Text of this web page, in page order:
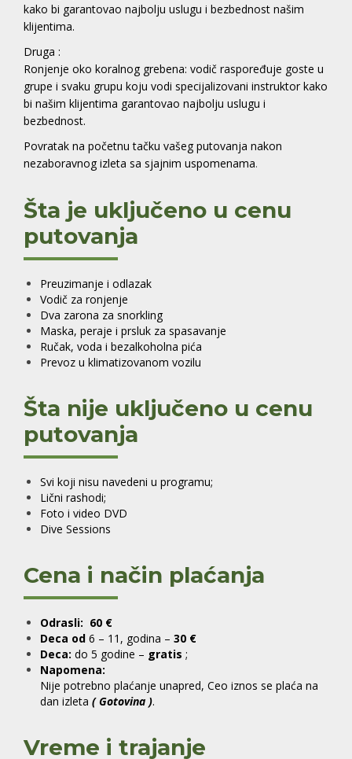
kako bi garantovao najbolju uslugu i bezbednost našim
klijentima.
Druga :
Ronjenje oko koralnog grebena: vodič raspoređuje goste u
grupe i svaku grupu koju vodi specijalizovani instruktor kako
bi našim klijentima garantovao najbolju uslugu i
bezbednost.
Povratak na početnu tačku vašeg putovanja nakon
nezaboravnog izleta sa sjajnim uspomenama.
Šta je uključeno u cenu
putovanja
Preuzimanje i odlazak
Vodič za ronjenje
Dva zarona za snorkling
Maska, peraje i prsluk za spasavanje
Ručak, voda i bezalkoholna pića
Prevoz u klimatizovanom vozilu
Šta nije uključeno u cenu
putovanja
Svi koji nisu navedeni u programu;
Lični rashodi;
Foto i video DVD
Dive Sessions
Cena i način plaćanja
Odrasli: 60 €
Deca od 6 – 11, godina – 30 €
Deca: do 5 godine – gratis ;
Napomena:
Nije potrebno plaćanje unapred, Ceo iznos se plaća na
dan izleta ( Gotovina ).
Vreme i trajanje